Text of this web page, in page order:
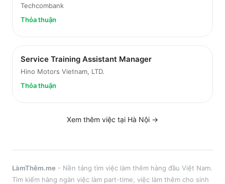
Techcombank
Thỏa thuận
Service Training Assistant Manager
Hino Motors Vietnam, LTD.
Thỏa thuận
Xem thêm việc tại Hà Nội →
LàmThêm.me - Nền tảng tìm việc làm thêm hàng đầu Việt Nam.
Tìm kiếm hàng ngàn việc làm part-time, việc làm thêm cho sinh